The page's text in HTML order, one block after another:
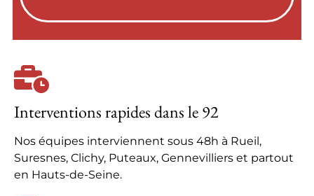
Interventions rapides dans le 92
Nos équipes interviennent sous 48h à Rueil,
Suresnes, Clichy, Puteaux, Gennevilliers et partout
en Hauts-de-Seine.